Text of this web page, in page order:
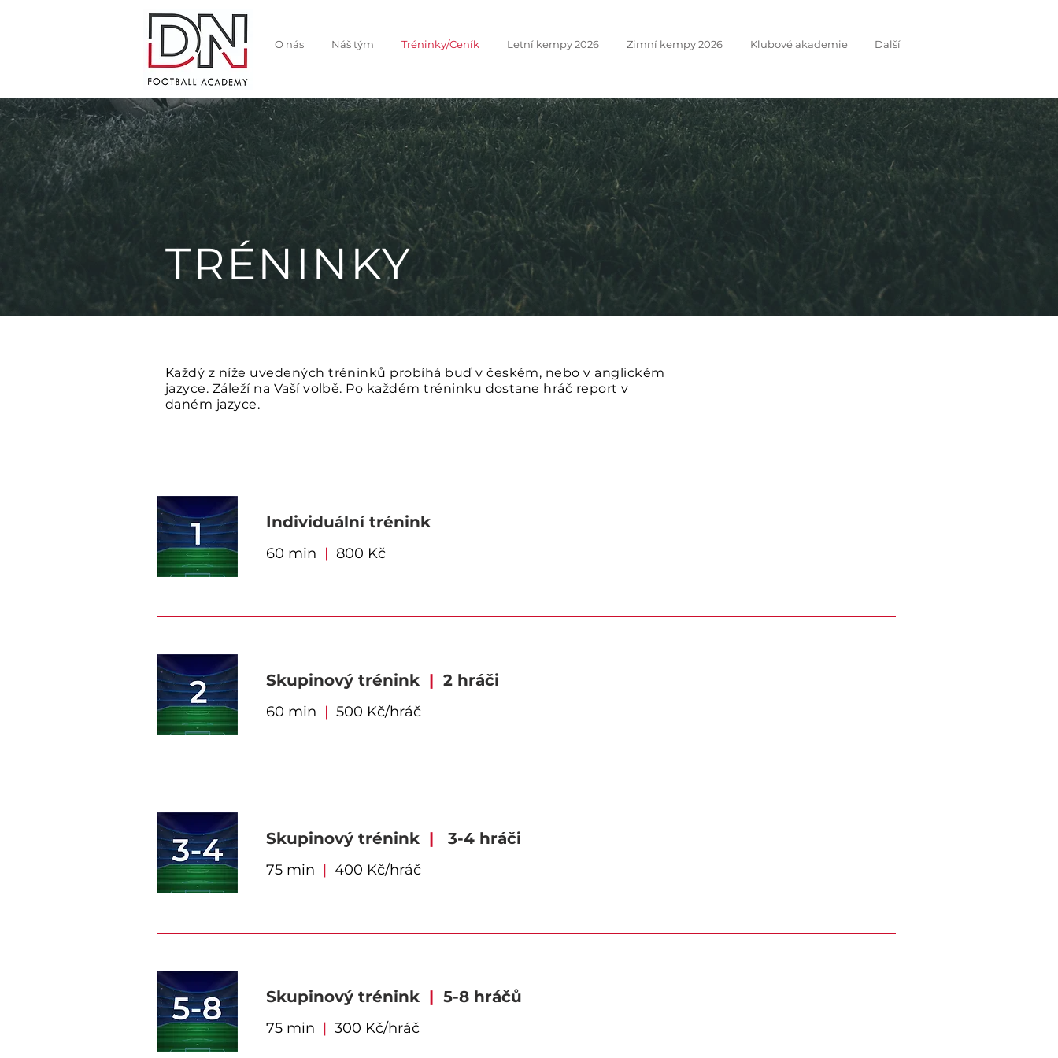
O nás Náš tým Tréninky/Ceník Letní kempy 2026 Zimní kempy 2026 Klubové akademie Další
TRÉNINKY
Každý z níže uvedených tréninků probíhá buď v českém, nebo v anglickém
jazyce. Záleží na Vaší volbě. Po každém tréninku dostane hráč report v
daném jazyce.
Individuální trénink
60 min | 800 Kč
Skupinový trénink | 2 hráči
60 min | 500 Kč/hráč
Skupinový trénink | 3-4 hráči
75 min | 400 Kč/hráč
Skupinový trénink | 5-8 hráčů
75 min | 300 Kč/hráč